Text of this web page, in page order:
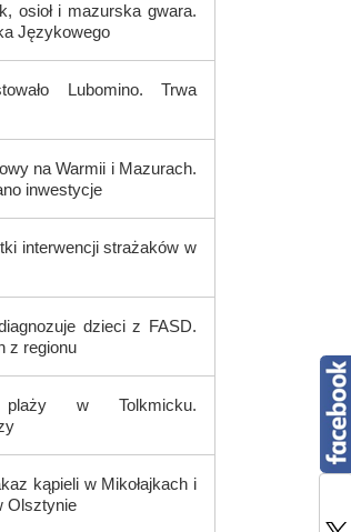
osioł i mazurska gwara.
Językowego
Lubomino. Trwa
na Warmii i Mazurach.
inwestycje
interwencji strażaków w
dzieci z FASD.
z regionu
w Tolkmicku.
kąpieli w Mikołajkach i
Olsztynie